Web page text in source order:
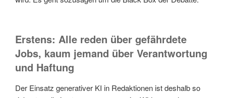
Erstens: Alle reden über gefährdete
Jobs, kaum jemand über Verantwortung
und Haftung
Der Einsatz generativer KI in Redaktionen ist deshalb so